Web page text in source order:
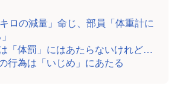
ロの減量」命じ、部員「体重計に
「体罰」にはあたらないけれど…
行為は「いじめ」にあたる